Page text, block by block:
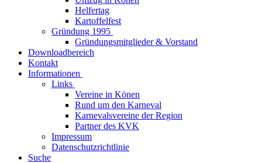
Helfertag
Kartoffelfest
Gründung 1995
Gründungsmitglieder & Vorstand
Downloadbereich
Kontakt
Informationen
Links
Vereine in Könen
Rund um den Karneval
Karnevalsvereine der Region
Partner des KVK
Impressum
Datenschutzrichtlinie
Suche